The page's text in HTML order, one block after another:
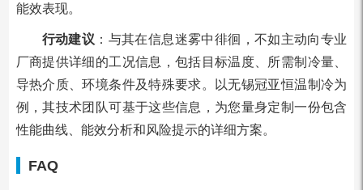
能效表现。
行动建议 ：与其在信息迷雾中徘徊，不如主动向专业
厂商提供详细的工况信息，包括目标温度、所需制冷量、
导热介质、环境条件及特殊要求。以无锡冠亚恒温制冷为
例，其技术团队可基于这些信息，为您量身定制一份包含
性能曲线、能效分析和风险提示的详细方案。
FAQ